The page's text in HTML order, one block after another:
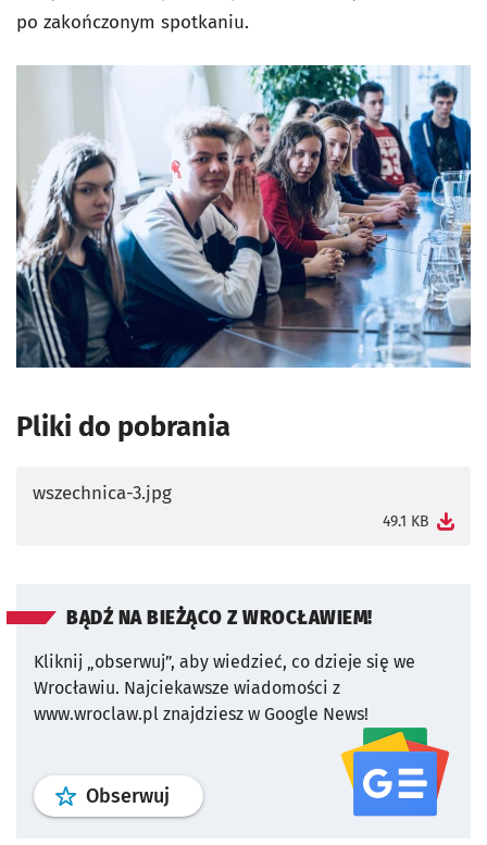
po zakończonym spotkaniu.
Pliki do pobrania
wszechnica-3.jpg
49.1 KB
BĄDŹ NA BIEŻĄCO Z WROCŁAWIEM!
Kliknij „obserwuj”, aby wiedzieć, co dzieje się we
Wrocławiu. Najciekawsze wiadomości z
www.wroclaw.pl znajdziesz w Google News!
Obserwuj profil serwisu